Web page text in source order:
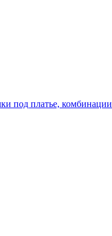
под платье, комбинации